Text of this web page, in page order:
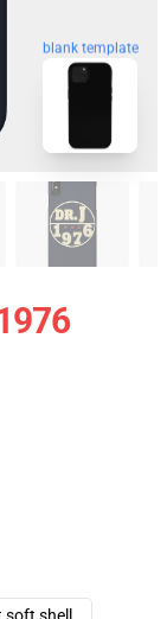
blank template